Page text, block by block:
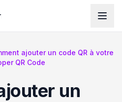
ajouter un code QR à votre
QR Code
un